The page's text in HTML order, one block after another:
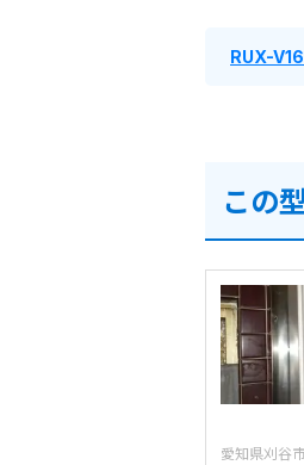
RUX-
この
愛知県刈谷